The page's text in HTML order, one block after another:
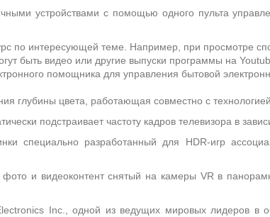
устройствами с помощью одного пульта
по интересующей теме. Например, при просмотре
быть видео или другие выпуски программы на
помощника для управления бытовой
глубины цвета, работающая совместно с
подстраивает частоту кадров телевизора в
специально разработанный для HDR-игр
фото и видеоконтент снятый на камеры VR в
Inc., одной из ведущих мировых лидеров в